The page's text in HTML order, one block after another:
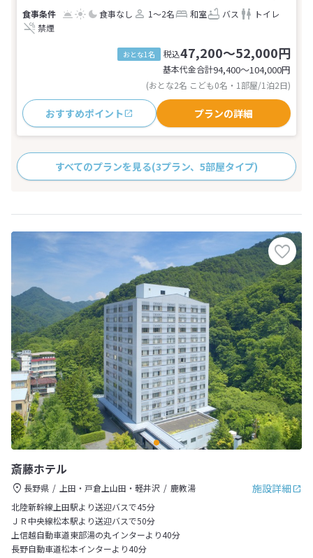
食事なし 1～2名 和室 バス
トイレ
禁煙
おとな1名 税込47,200～52,000円
基本代金合計94,400〜104,000円
(おとな2名 こども0名・1部屋/1泊2日)
おすすめポイント プランの詳細
すべてのプランを見る(3プラン、5部屋タイプ)
斎藤ホテル
施設詳細
長野県 上田・戸倉上山田・軽井沢
鹿教湯
北陸新幹線上田駅より送迎バスで45分
ＪＲ中央線松本駅より送迎バスで50分
上信越自動車道東部湯の丸インターより40分
長野自動車道松本インターより40分